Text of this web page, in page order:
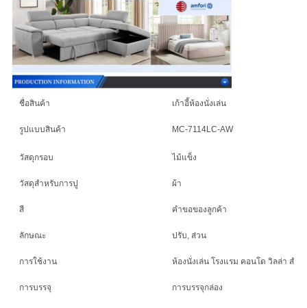
แผนผัง
เว็บไซต์
นโยบาย
ความ
เป็น
ส่วน
ชื่อสินค้า เก้าอี้ห้องนั่งเล่น
รูปแบบสินค้า MC-7114LC-AW
วัสดุกรอบ ไม้แข็ง
วัสดุสําหรับการปู ผ้า
สี คําขอของลูกค้า
ลักษณะ ปรับ, ส่วน
การใช้งาน ห้องนั่งเล่น โรงแรม คอนโด วิลล่า สํานั
การบรรจุ การบรรจุกล่อง